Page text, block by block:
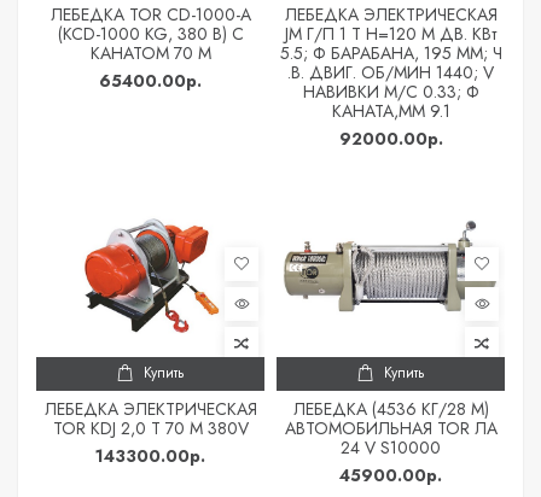
ЛЕБЕДКА TOR CD-1000-A
(KCD-1000 KG, 380 В) С
КАНАТОМ 70 М
65400.00р.
ЛЕБЕДКА ЭЛЕКТРИЧЕСКАЯ
JM Г/П 1 Т Н=120 М ДВ. КВт
5.5; Ф БАРАБАНА, 195 ММ; Ч
.В. ДВИГ. ОБ/МИН 1440; V
НАВИВКИ М/С 0.33; Ф
КАНАТА,ММ 9.1
92000.00р.
Купить
ЛЕБЕДКА ЭЛЕКТРИЧЕСКАЯ
TOR KDJ 2,0 Т 70 М 380V
143300.00р.
Купить
ЛЕБЕДКА (4536 КГ/28 М)
АВТОМОБИЛЬНАЯ TOR ЛА
24 V S10000
45900.00р.